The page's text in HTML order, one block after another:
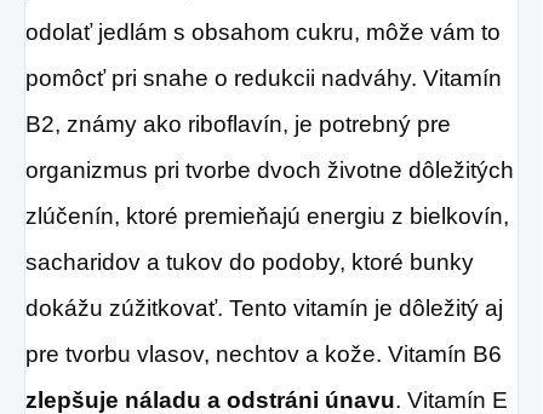
odolať jedlám s obsahom cukru, môže vám to
pomôcť pri snahe o redukcii nadváhy. Vitamín
B2, známy ako riboflavín, je potrebný pre
organizmus pri tvorbe dvoch životne dôležitých
zlúčenín, ktoré premieňajú energiu z bielkovín,
sacharidov a tukov do podoby, ktoré bunky
dokážu zúžitkovať. Tento vitamín je dôležitý aj
pre tvorbu vlasov, nechtov a kože. Vitamín B6
zlepšuje náladu a odstráni únavu. Vitamín E